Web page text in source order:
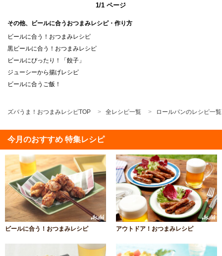
1/1 ページ
その他、ビールに合うおつまみレシピ・作り方
ビールに合う！おつまみレシピ
黒ビールに合う！おつまみレシピ
ビールにぴったり！「餃子」
ジューシーから揚げレシピ
ビールに合うご飯！
ズバうま！おつまみレシピTOP 全レシピ一覧 ロールパンのレシピ一覧
今月のおすすめ 特集レシピ
ビールに合う！おつまみレシピ アウトドア！おつまみレシピ